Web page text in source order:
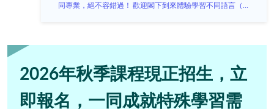
同專業，絕不容錯過！ 歡迎閣下到來體驗學習不同語言（包
的你，絕對是機會難逢。若你想瞭解心理學及相關的日常應
坊、體驗課堂和豐富資訊講座。萬勿錯過是次活動，記得把
握機會，立刻報名參加，規劃學習之路，成就你的未來藍
圖！
2026年秋季課程現正招生，立
即報名，一同成就特殊學習需